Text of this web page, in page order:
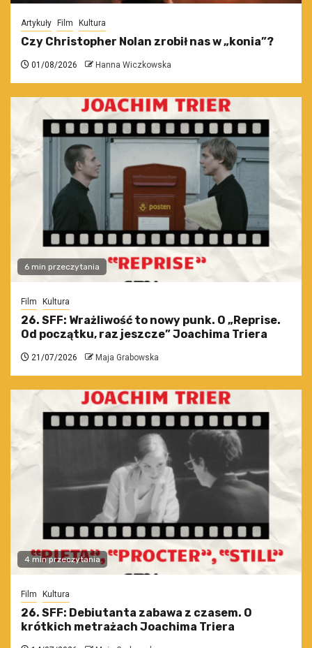
Artykuły Film Kultura
Czy Christopher Nolan zrobił nas w „konia”?
01/08/2026 Hanna Wiczkowska
6 min przeczytania
Film Kultura
26. SFF: Wrażliwość to nowy punk. O „Reprise.
Od początku, raz jeszcze” Joachima Triera
21/07/2026 Maja Grabowska
4 min przeczytania
Film Kultura
26. SFF: Debiutanta zabawa z czasem. O
krótkich metrażach Joachima Triera